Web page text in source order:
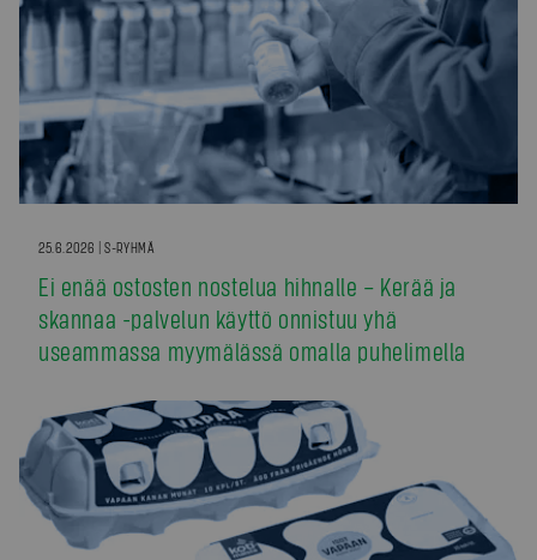
25.6.2026 | S-RYHMÄ
Ei enää ostosten nostelua hihnalle – Kerää ja
skannaa -palvelun käyttö onnistuu yhä
useammassa myymälässä omalla puhelimella